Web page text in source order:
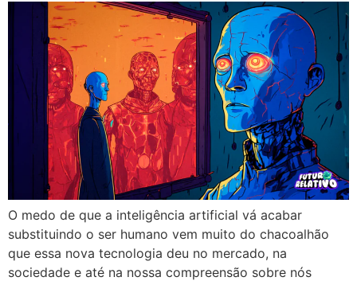
O medo de que a inteligência artificial vá acabar
substituindo o ser humano vem muito do chacoalhão
que essa nova tecnologia deu no mercado, na
sociedade e até na nossa compreensão sobre nós